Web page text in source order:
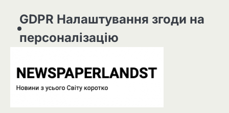
GDPR Налаштування згоди на
персоналізацію